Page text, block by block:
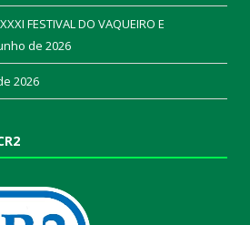
FESTIVAL DO VAQUEIRO E
de 2026
2026